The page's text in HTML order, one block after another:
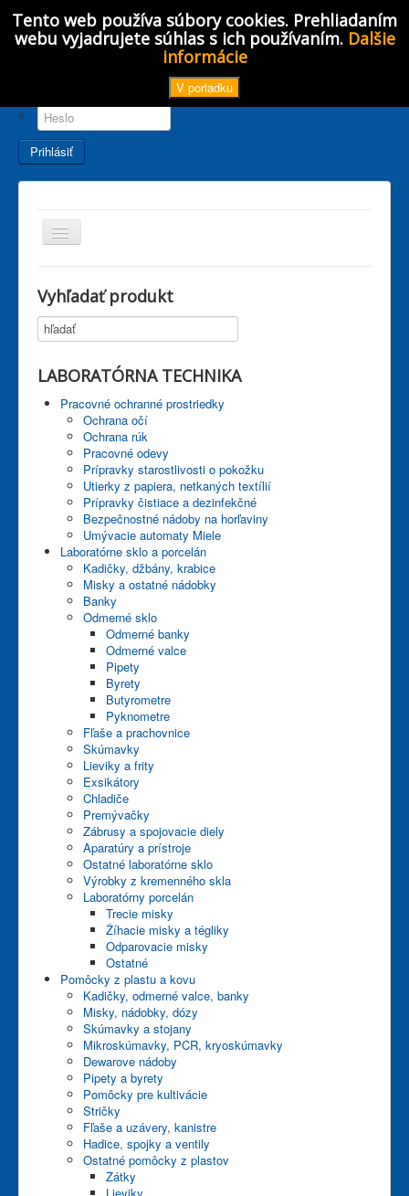
Heslo
Prihlásiť
TPL_PROTOSTAR_TOGGLE_MENU
Aktuality
Akcie
Katalógy
Laborátorné noviny
Servis a služby
Partneri
Obchodné podmienky
Kontakty
E-shop
Vyhľadať produkt
LABORATÓRNA TECHNIKA
Pracovné ochranné prostriedky
Ochrana očí
Ochrana rúk
Pracovné odevy
Prípravky starostlivosti o pokožku
Utierky z papiera, netkaných textílií
Prípravky čistiace a dezinfekčné
Bezpečnostné nádoby na horľaviny
Umývacie automaty Miele
Laboratórne sklo a porcelán
Kadičky, džbány, krabice
Misky a ostatné nádobky
Banky
Odmerné sklo
Odmerné banky
Odmerné valce
Pipety
Byrety
Butyrometre
Pyknometre
Fľaše a prachovnice
Skúmavky
Lieviky a frity
Exsikátory
Chladiče
Premývačky
Zábrusy a spojovacie diely
Aparatúry a prístroje
Ostatné laboratórne sklo
Výrobky z kremenného skla
Laboratórny porcelán
Trecie misky
Žíhacie misky a tégliky
Odparovacie misky
Ostatné
Pomôcky z plastu a kovu
Kadičky, odmerné valce, banky
Misky, nádobky, dózy
Skúmavky a stojany
Mikroskúmavky, PCR, kryoskúmavky
Dewarove nádoby
Pipety a byrety
Pomôcky pre kultivácie
Stričky
Fľaše a uzávery, kanistre
Hadice, spojky a ventily
Ostatné pomôcky z plastov
Zátky
Tento web používa súbory cookies. Prehliadaním
webu vyjadrujete súhlas s ich používaním. Dalšie
informácie
V poriadku